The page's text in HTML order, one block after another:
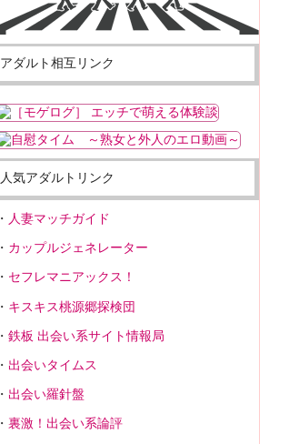
アダルト相互リンク
人気アダルトリンク
人妻マッチガイド
カップルジェネレーター
セフレマニアックス！
キスキス桃源郷探検団
鉄板 出会い系サイト情報局
出会いタイムス
出会い羅針盤
裏激！出会い系論評